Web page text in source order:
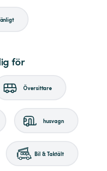
för
Översittare
husvagn
Bil & Taktält